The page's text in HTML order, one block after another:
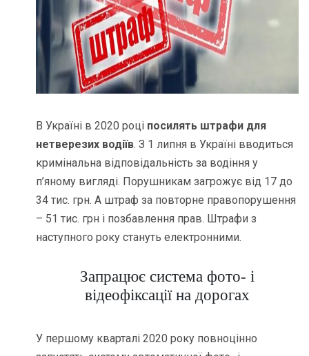
В Україні в 2020 році посилять штрафи для
нетверезих водіїв. З 1 липня в Україні вводиться
кримінальна відповідальність за водіння у
п’яному вигляді. Порушникам загрожує від 17 до
34 тис. грн. А штраф за повторне правопорушення
– 51 тис. грн і позбавлення прав. Штрафи з
наступного року стануть електронними.
Запрацює система фото- і
відеофіксації на дорогах
У першому кварталі 2020 року повноцінно